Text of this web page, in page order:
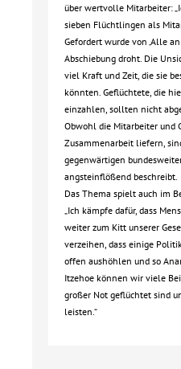
über wertvolle Mitarbeiter:
sieben Flüchtlingen als
Gefordert wurde von ‚Alle
Abschiebung droht. Die
viel Kraft und Zeit, die sie
könnten. Geflüchtete, die
einzahlen, sollten nicht
Obwohl die Mitarbeiter und
Zusammenarbeit liefern,
gegenwärtigen
angsteinflößend beschreibt.
Das Thema spielt auch im
„Ich kämpfe dafür, dass
weiter zum Kitt unserer
verzeihen, dass einige
offen aushöhlen und so
Itzehoe können wir viele
großer Not geflüchtet sind
leisten.“